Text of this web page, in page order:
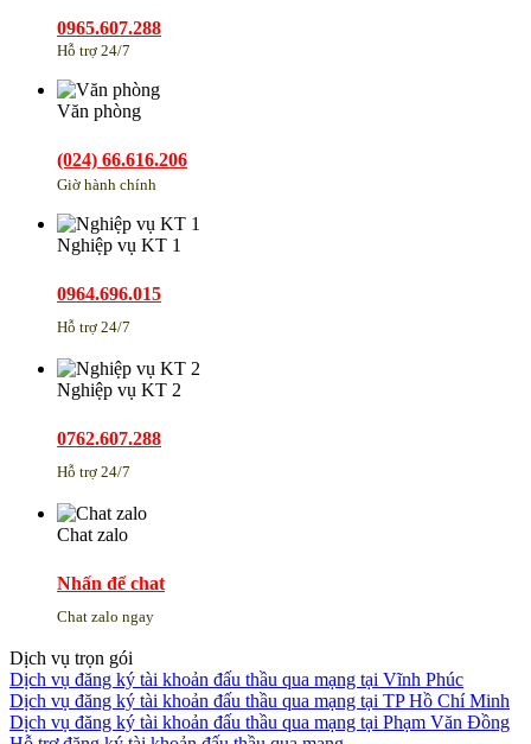
0965.607.288
Hỗ trợ 24/7
Văn phòng
(024) 66.616.206
Giờ hành chính
Nghiệp vụ KT 1
0964.696.015
Hỗ trợ 24/7
Nghiệp vụ KT 2
0762.607.288
Hỗ trợ 24/7
Chat zalo
Nhấn để chat
Chat zalo ngay
Dịch vụ trọn gói
Dịch vụ đăng ký tài khoản đấu thầu qua mạng tại Vĩnh Phúc
Dịch vụ đăng ký tài khoản đấu thầu qua mạng tại TP Hồ Chí Minh
Dịch vụ đăng ký tài khoản đấu thầu qua mạng tại Phạm Văn Đồng